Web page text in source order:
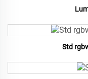
Std